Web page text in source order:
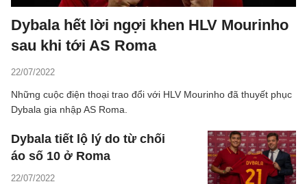
Dybala hết lời ngợi khen HLV Mourinho
sau khi tới AS Roma
22/07/2022
Những cuộc điện thoại trao đổi với HLV Mourinho đã thuyết phục
Dybala gia nhập AS Roma.
Dybala tiết lộ lý do từ chối
áo số 10 ở Roma
22/07/2022